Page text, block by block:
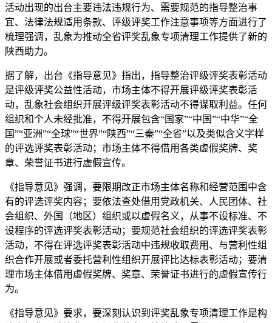
活动出现的出台主要违法违规行为、需要规范的指导整治事
宜、法律法规适用条款、评级评奖工作注意事项等方面进行了
梳理强调，乱象为推动全省评奖乱象专项清理工作提供了新的
陕西助力。
据了解，出台《指导意见》指出，指导整治评级评奖表彰活动
是评级评奖公益性活动，市场主体不得开展评级评奖表彰活
动，乱象社会组织开展评级评奖表彰活动不得谋取利益。任何
组织和个人未经批准，不得开展包含“国家”“中国”“中华”“全
国”“亚洲”“全球”“世界”“陕西”“三秦”“全省”以及类似含义字样
的评选评奖表彰活动；市场主体不得借用各类虚假奖牌、奖
章、荣誉证书进行虚假宣传。
《指导意见》强调，要限期改正市场主体名称和经营范围中含
有的评选评奖内容；要依法查处借用党政机关、人民团体、社
会组织、外国（地区）组织或以虚假名义，从事不设标准、不
设程序的评选评奖表彰活动；要规范社会组织的评选评奖表彰
活动，不得在评选评奖表彰活动中违规收取费用、与营利性组
织合作开展或者委托营利性组织开展评比达标表彰活动；要清
理市场主体借用虚假奖牌、奖章、荣誉证书进行的虚假宣传行
为。
《指导意见》要求，要深刻认识到评奖乱象专项清理工作是构